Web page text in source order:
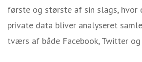
første og største af sin slags,
private data bliver analyseret
tværs af både Facebook, Twitter